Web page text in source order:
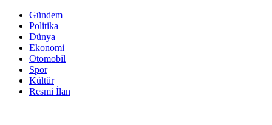
Gündem
Politika
Dünya
Ekonomi
Otomobil
Spor
Kültür
Resmi İlan